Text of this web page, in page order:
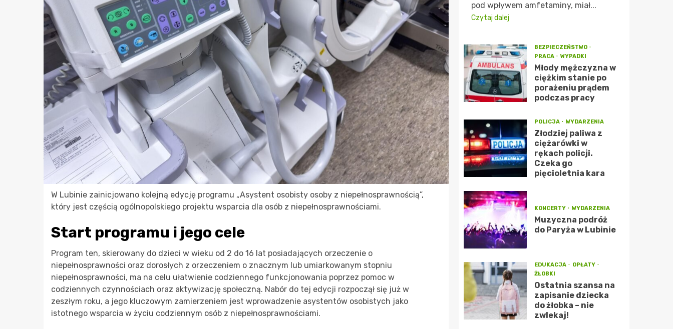
W Lubinie zainicjowano kolejną edycję programu „Asystent osobisty osoby z niepełnosprawnością”,
który jest częścią ogólnopolskiego projektu wsparcia dla osób z niepełnosprawnościami.
Start programu i jego cele
Program ten, skierowany do dzieci w wieku od 2 do 16 lat posiadających orzeczenie o
niepełnosprawności oraz dorosłych z orzeczeniem o znacznym lub umiarkowanym stopniu
niepełnosprawności, ma na celu ułatwienie codziennego funkcjonowania poprzez pomoc w
codziennych czynnościach oraz aktywizację społeczną. Nabór do tej edycji rozpoczął się już w
zeszłym roku, a jego kluczowym zamierzeniem jest wprowadzenie asystentów osobistych jako
istotnego wsparcia w życiu codziennym osób z niepełnosprawnościami.
pod wpływem amfetaminy, miał...
Czytaj dalej
BEZPIECZEŃSTWO
PRACA
WYPADKI
Młody mężczyzna w
ciężkim stanie po
porażeniu prądem
podczas pracy
POLICJA WYDARZENIA
Złodziej paliwa z
ciężarówki w
rękach policji.
Czeka go
pięcioletnia kara
KONCERTY WYDARZENIA
Muzyczna podróż
do Paryża w Lubinie
EDUKACJA
OPŁATY
ŻŁOBKI
Ostatnia szansa na
zapisanie dziecka
do żłobka – nie
zwlekaj!